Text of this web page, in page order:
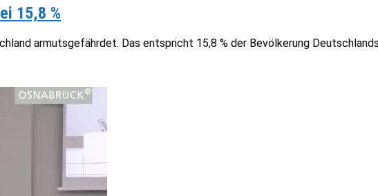
15,8 %
armutsgefährdet. Das entspricht 15,8 % der Bevölkerung